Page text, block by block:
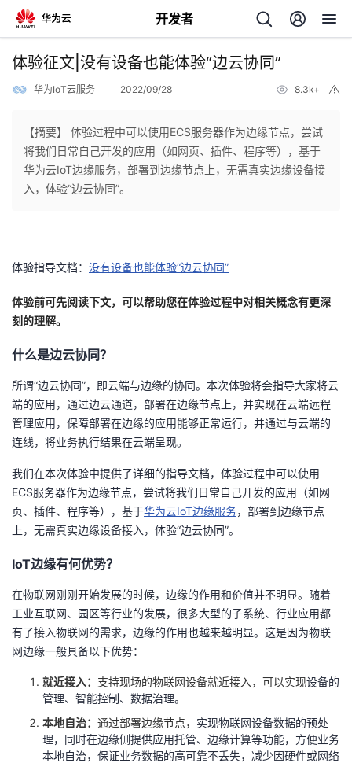
开发者
返
个
主
页
的
开
者
我
博
客
的
论
坛
我
的
圈
子
我
的
直
播
我
的
活
动
我
的
关
注
我
的
发
者
堂
我
的
课
程
我
的
认
证
我
的
实
验
我
的
收
我
Programs
的
支
我
的
技
术
支
持
我
的
云
声
建
议
体验征文|没有设备也能体验“边云协同”
华为IoT云服务 2022/09/28 8.3k+
【摘要】 体验过程中可以使用ECS服务器作为边缘节点，尝试
将我们日常自己开发的应用（如网页、插件、程序等），基于
华为云IoT边缘服务，部署到边缘节点上，无需真实边缘设备接
入，体验“边云协同”。
体验指导文档： 没有设备也能体验“边云协同”
体验前可先阅读下文，可以帮助您在体验过程中对相关概念有更深
刻的理解。
什么是边云协同？
所谓“边云协同”，即云端与边缘的协同。本次体验将会指导大家将云
端的应用，通过边云通道，部署在边缘节点上，并实现在云端远程
管理应用，保障部署在边缘的应用能够正常运行，并通过与云端的
连线，将业务执行结果在云端呈现。
我们在本次体验中提供了详细的指导文档，体验过程中可以使用
ECS服务器作为边缘节点，尝试将我们日常自己开发的应用（如网
页、插件、程序等），基于华为云IoT边缘服务，部署到边缘节点
上，无需真实边缘设备接入，体验“边云协同”。
IoT边缘有何优势？
在物联网刚刚开始发展的时候，边缘的作用和价值并不明显。随着
工业互联网、园区等行业的发展，很多大型的子系统、行业应用都
有了接入物联网的需求，边缘的作用也越来越明显。这是因为物联
网边缘一般具备以下优势：
就近接入： 支持现场的物联网设备就近接入，可以实现设备的
管理、智能控制、数据治理。
本地自治： 通过部署边缘节点， 实现物联网设备数据的预处
理，同时在边缘侧提供应用托管、边缘计算等功能，方便业务
本地自治，保证业务数据的高可靠不丢失，减少因硬件或网络